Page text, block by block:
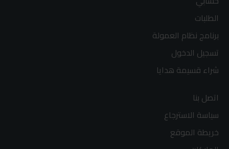
الطلبات
برنامج نظام العمولة
تسجيل الدخول
شراء قسيمة هدايا
اتصل بنا
سياسة الاسترجاع
خريطة الموقع